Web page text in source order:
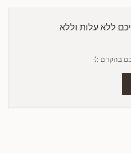
ללא עלות וללא
בהקדם :)